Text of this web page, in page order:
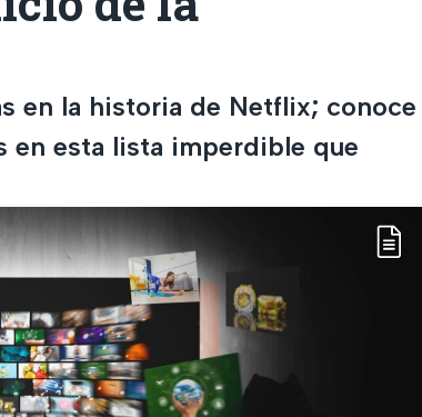
en la historia de Netflix; conoce
esta lista imperdible que